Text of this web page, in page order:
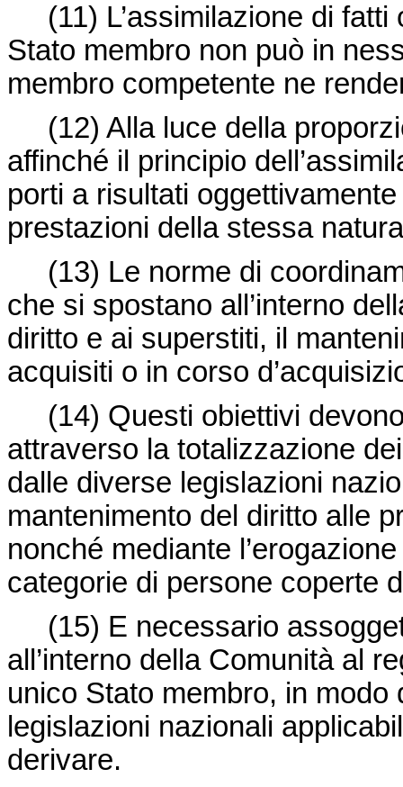
(11) L’assimilazione di fatti
Stato membro non può in
membro competente ne
(12) Alla luce della
affinché il principio
porti a risultati
prestazioni della stessa
(13) Le norme di
che si spostano all’interno
diritto e ai superstiti, il
acquisiti o in corso
(14) Questi obiettivi
attraverso la totalizzazione
dalle diverse legislazioni
mantenimento del diritto alle
nonché mediante
categorie di persone coperte
(15) E necessario
all’interno della Comunità al
unico Stato membro, in
legislazioni nazionali
derivare.